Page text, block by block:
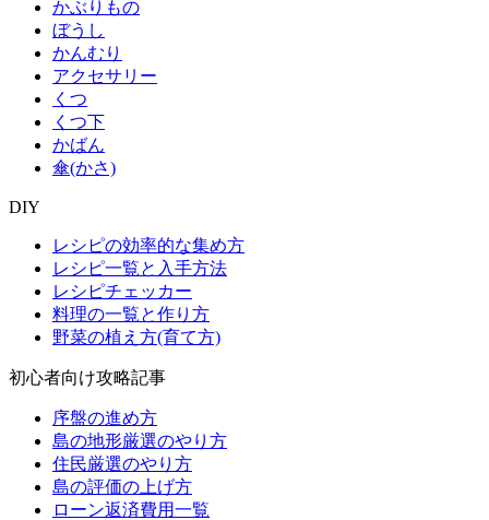
かぶりもの
ぼうし
かんむり
アクセサリー
くつ
くつ下
かばん
傘(かさ)
DIY
レシピの効率的な集め方
レシピ一覧と入手方法
レシピチェッカー
料理の一覧と作り方
野菜の植え方(育て方)
初心者向け攻略記事
序盤の進め方
島の地形厳選のやり方
住民厳選のやり方
島の評価の上げ方
ローン返済費用一覧